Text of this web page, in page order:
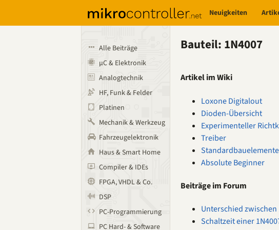
Neuigkeiten
Alle Beiträge
µC & Elektronik
Analogtechnik
HF, Funk & Felder
Platinen
Mechanik & Werkzeug
Fahrzeugelektronik
Haus & Smart Home
Compiler & IDEs
FPGA, VHDL & Co.
DSP
PC-Programmierung
PC Hard- & Software
Bauteil: 1N4007
Artikel im Wiki
Loxone Digitalout
Dioden-Übersicht
Experimenteller
Treiber
Standardbauelemente
Absolute Beginner
Beiträge im Forum
Unterschied zwischen
Schaltzeit einer